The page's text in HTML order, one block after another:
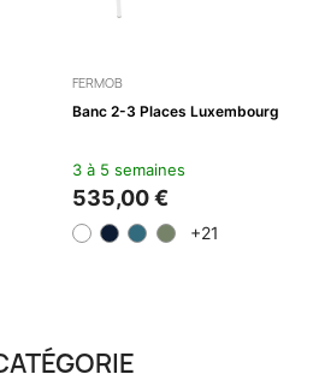
FERMOB
Banc 2-3 Places Luxembourg
3 à 5 semaines
535,00 €
+21